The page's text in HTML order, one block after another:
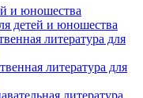
и юношества
детей и юношества
литература для
литература для
литература